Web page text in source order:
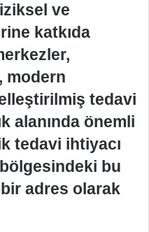
ve
katkıda
modern
tedavi
alanında önemli
tedavi ihtiyacı
bu
adres olarak